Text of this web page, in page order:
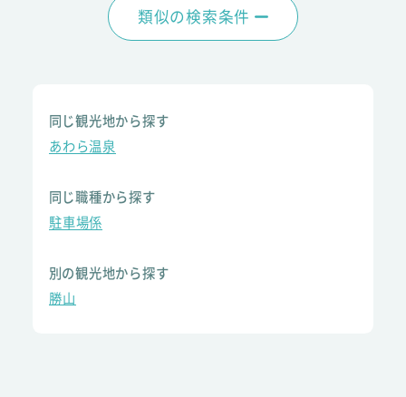
類似の検索条件
同じ観光地から探す
あわら温泉
同じ職種から探す
駐車場係
別の観光地から探す
勝山